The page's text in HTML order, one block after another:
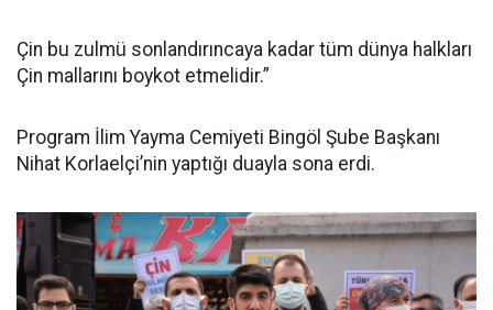
Çin bu zulmü sonlandırıncaya kadar tüm dünya halkları
Çin mallarını boykot etmelidir.”
Program İlim Yayma Cemiyeti Bingöl Şube Başkanı
Nihat Korlaelçi’nin yaptığı duayla sona erdi.